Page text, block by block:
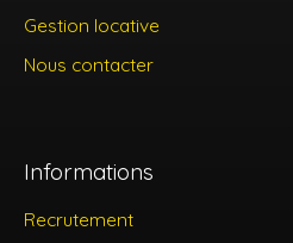
Gestion locative
Nous contacter
Informations
Recrutement